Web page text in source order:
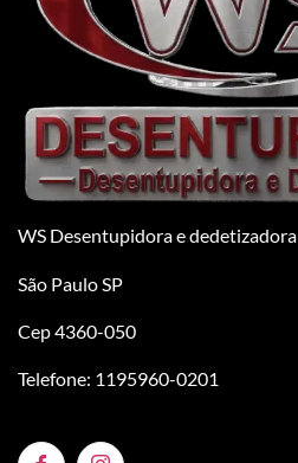
WS Desentupidora e dedetizadora
São Paulo SP
Cep 4360-050
Telefone: 1195960-0201